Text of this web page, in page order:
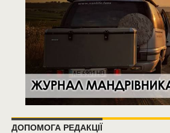
ДОПОМОГА РЕДАКЦІЇ